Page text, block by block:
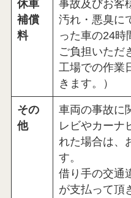
休車
補償
料
事故及びお客
汚れ・悪臭に
った車の24時
ご負担いただ
工場での作業
きます。）
その
他
車両の事故に
レビやカーナ
れた場合は、
す。
借り手の交通
が支払って頂